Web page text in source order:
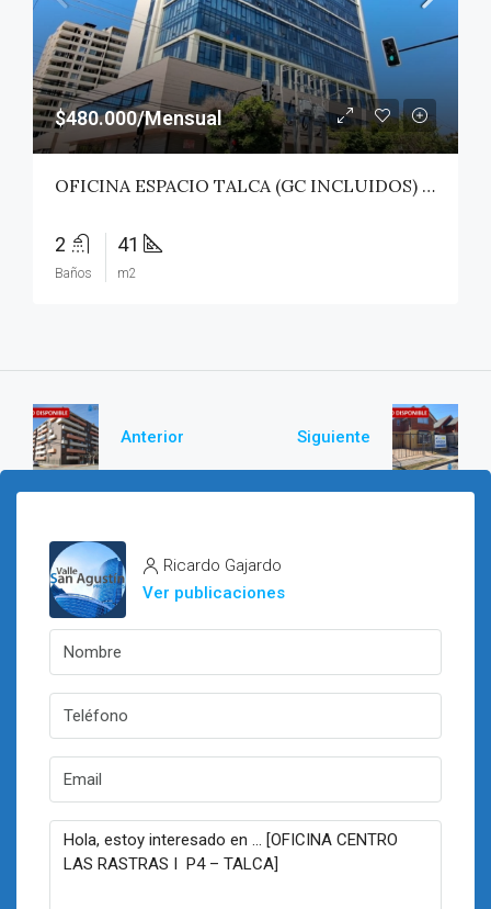
$480.000/Mensual
OFICINA ESPACIO TALCA (GC INCLUIDOS) – TALCA
2
Baños
41
m2
Anterior Siguiente
Ricardo Gajardo
Ver publicaciones